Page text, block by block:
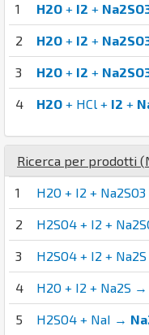
1 H2O + I2 +
2 H2O + I2 +
3 H2O + I2 +
4 H2O + HCl + I2 +
Ricerca per prodotti (
1 H2O + I2 +
2 H2SO4 + I2 +
3 H2SO4 + I2 +
4 H2O + I2 + Na2S →
5 H2SO4 + NaI →